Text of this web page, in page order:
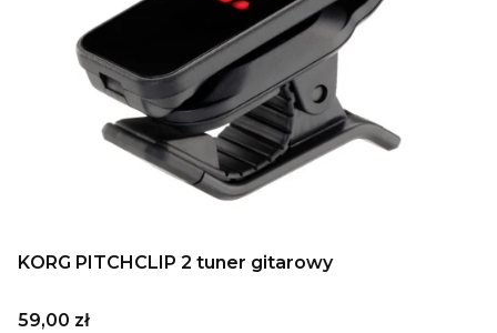
KORG PITCHCLIP 2 tuner gitarowy
Cena
59,00 zł